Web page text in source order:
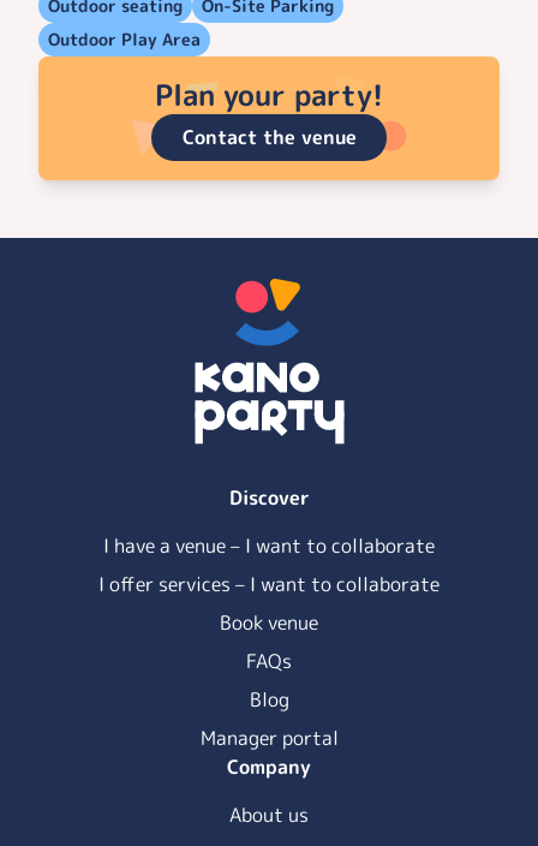
Outdoor seating
On-Site Parking
Outdoor Play Area
Plan your party!
Contact the venue
Discover
I have a venue – I want to collaborate
I offer services – I want to collaborate
Book venue
FAQs
Blog
Manager portal
Company
About us